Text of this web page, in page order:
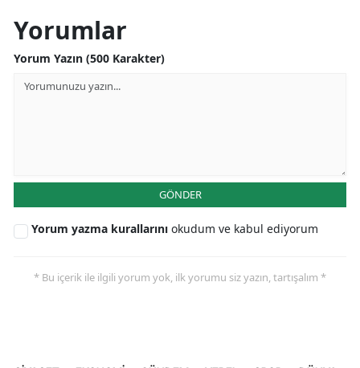
Yorumlar
Yorum Yazın (500 Karakter)
GÖNDER
Yorum yazma kurallarını okudum ve kabul ediyorum
* Bu içerik ile ilgili yorum yok, ilk yorumu siz yazın, tartışalım *